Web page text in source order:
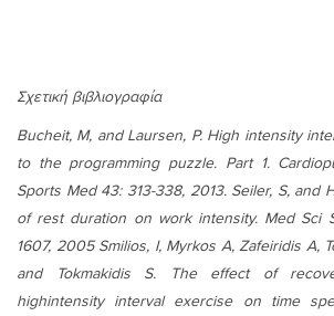
Σχετική βιβλιογραφία
Bucheit, M, and Laursen, P. High intensity
to the programming puzzle. Part 1.
Sports Med 43: 313-338, 2013. Seiler, S, and
of rest duration on work intensity. Med Sci
1607, 2005 Smilios, I, Myrkos A, Zafeiridis A,
and Tokmakidis S. The effect of
highintensity interval exercise on time